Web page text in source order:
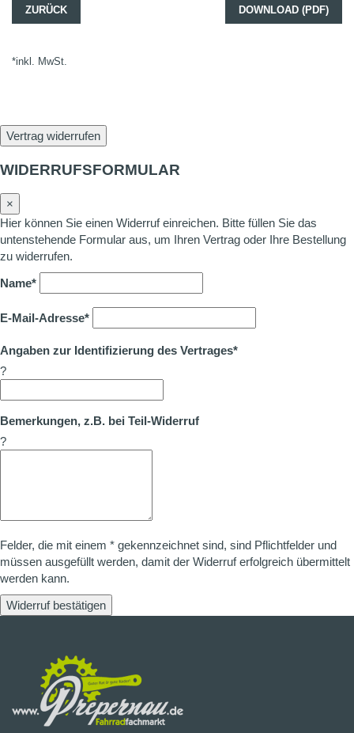
ZURÜCK DOWNLOAD (PDF)
*inkl. MwSt.
Vertrag widerrufen
WIDERRUFSFORMULAR
×
Hier können Sie einen Widerruf einreichen. Bitte füllen Sie das
untenstehende Formular aus, um Ihren Vertrag oder Ihre Bestellung
zu widerrufen.
Name*
E-Mail-Adresse*
Angaben zur Identifizierung des Vertrages*
?
Bemerkungen, z.B. bei Teil-Widerruf
?
Felder, die mit einem * gekennzeichnet sind, sind Pflichtfelder und
müssen ausgefüllt werden, damit der Widerruf erfolgreich übermittelt
werden kann.
Widerruf bestätigen